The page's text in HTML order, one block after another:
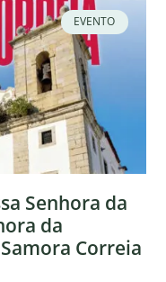
EVENTO
Senhora da
da
Correia